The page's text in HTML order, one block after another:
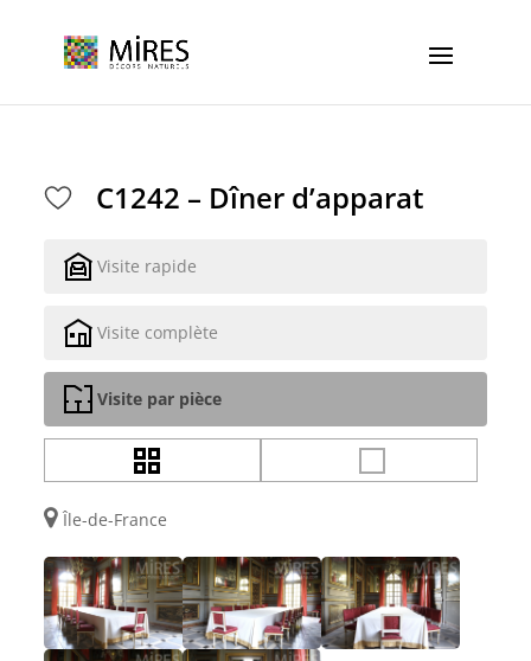
C1242 – Dîner d’apparat
Visite rapide
Visite complète
Visite par pièce
Île-de-France